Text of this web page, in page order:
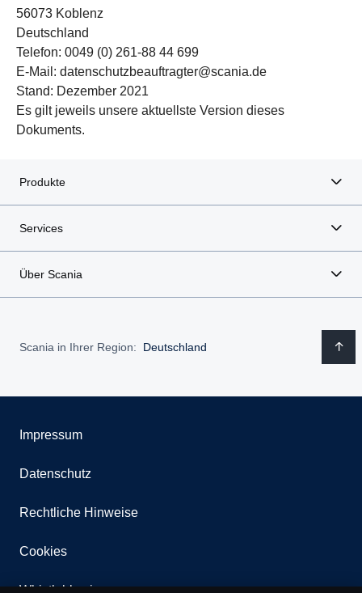
56073 Koblenz
Deutschland
Telefon: 0049 (0) 261-88 44 699
E-Mail: datenschutzbeauftragter@scania.de
Stand: Dezember 2021
Es gilt jeweils unsere aktuellste Version dieses
Dokuments.
Produkte
Services
Über Scania
Scania in Ihrer Region: Deutschland
Impressum
Datenschutz
Rechtliche Hinweise
Cookies
Whistleblowing